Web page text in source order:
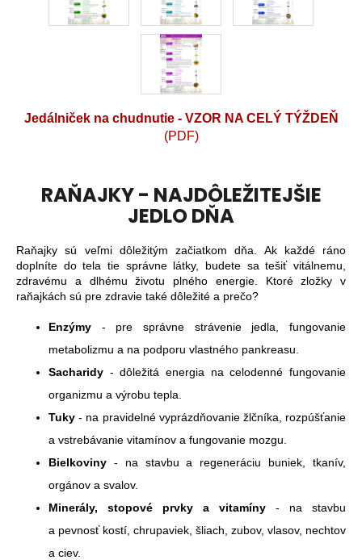
Jedálniček na chudnutie - VZOR NA CELÝ TÝŽDEŇ
(PDF)
RAŇAJKY - NAJDÔLEŽITEJŠIE
JEDLO DŇA
Raňajky sú veľmi dôležitým začiatkom dňa. Ak každé ráno
doplníte do tela tie správne látky, budete sa tešiť vitálnemu,
zdravému a dlhému životu plného energie. Ktoré zložky v
raňajkách sú pre zdravie také dôležité a prečo?
Enzýmy - pre správne strávenie jedla, fungovanie
metabolizmu a na podporu vlastného pankreasu.
Sacharidy - dôležitá energia na celodenné fungovanie
organizmu a výrobu tepla.
Tuky- na pravidelné vyprázdňovanie žlčníka, rozpúšťanie
a vstrebávanie vitamínov a fungovanie mozgu.
Bielkoviny - na stavbu a regeneráciu buniek, tkanív,
orgánov a svalov.
Minerály, stopové prvky a vitamíny - na stavbu
a pevnosť kostí, chrupaviek, šliach, zubov, vlasov, nechtov
a ciev.